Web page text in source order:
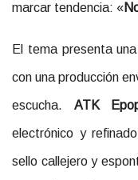
marcar tendencia: «
El tema presenta
con una producción
escucha. ATK
electrónico y
sello callejero y